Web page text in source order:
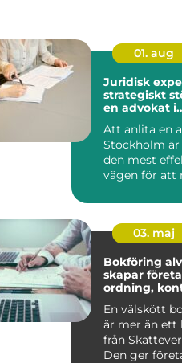
01. aug
Juridisk
strategiskt
en advokat i
Att anlita en
Stockholm är
den mest
vägen för att
03. maj
Bokföring
skapar
ordning,
En välskött
är mer än ett
från
Den ger